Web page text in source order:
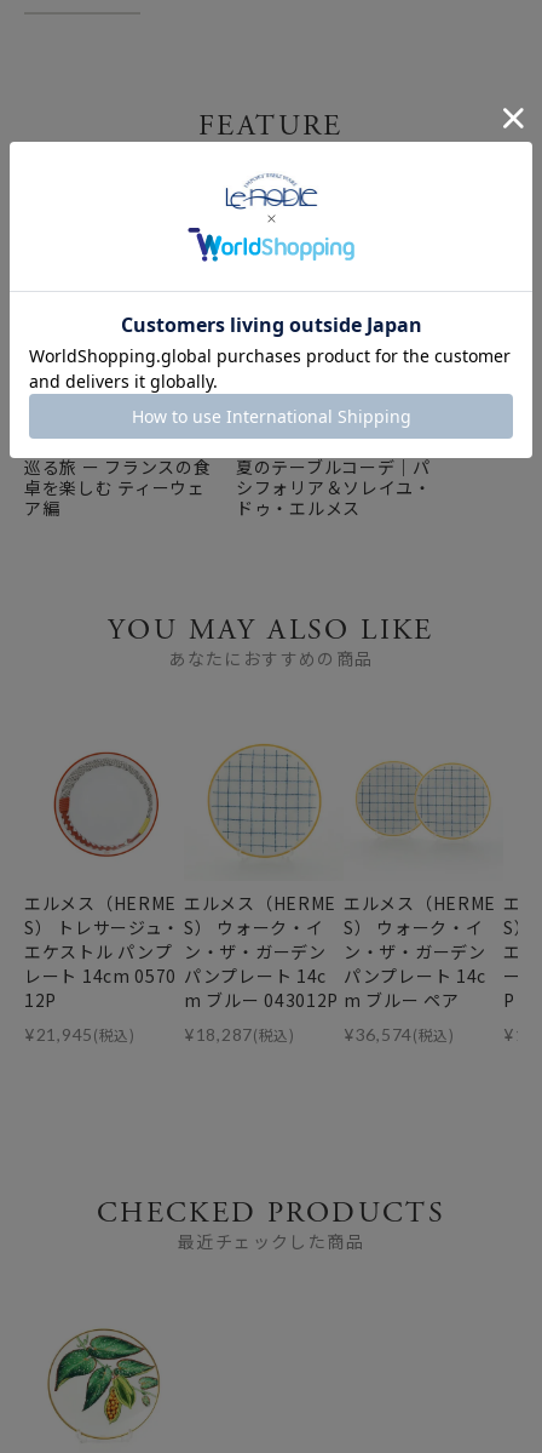
FEATURE
世界のテーブルウェアを
巡る旅 ー フランスの食
卓を楽しむ ティーウェ
ア編
エルメスの食器で楽しむ
夏のテーブルコーデ｜パ
シフォリア＆ソレイユ・
ドゥ・エルメス
YOU MAY ALSO LIKE
あなたにおすすめの商品
エルメス（HERME
S） トレサージュ・
エケストル パンプ
レート 14cm 0570
12P
¥21,945(税込)
エルメス（HERME
S） ウォーク・イ
ン・ザ・ガーデン
パンプレート 14c
m ブルー 043012P
¥18,287(税込)
エルメス（HERME
S） ウォーク・イ
ン・ザ・ガーデン
パンプレート 14c
m ブルー ペア
¥36,574(税込)
エ
S）
エ
ー
P
¥
CHECKED PRODUCTS
最近チェックした商品